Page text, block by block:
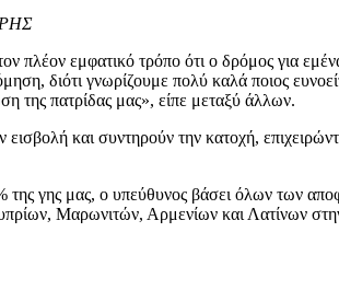
εμφατικό τρόπο ότι ο δρόμος για
διότι γνωρίζουμε πολύ καλά ποιος
της πατρίδας μας», είπε μεταξύ άλλων.
και συντηρούν την κατοχή,
γης μας, ο υπεύθυνος βάσει όλων των
Μαρωνιτών, Αρμενίων και Λατίνων στην